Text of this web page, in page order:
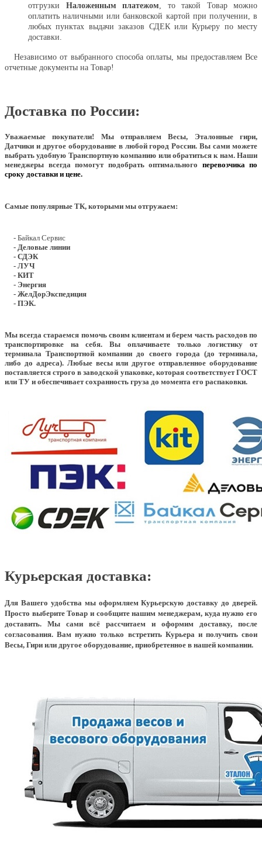
отгрузки Наложенным платежом , то такой Товар можно
оплатить наличными или банковской картой при получении, в
любых пунктах выдачи заказов СДЕК или Курьеру по месту
доставки.
Независимо от выбранного способа оплаты, мы предоставляем Все
отчетные документы на Товар!
Доставка по России:
Уважаемые покупатели! Мы отправляем Весы, Эталонные гири,
Датчики и другое оборудование в любой город России. Вы сами можете
выбрать удобную Транспортную компанию или обратиться к нам. Наши
менеджеры всегда помогут подобрать оптимального перевозчика по
сроку доставки и цене.
Самые популярные ТК, которыми мы отгружаем:
- Байкал Сервис
- Деловые линии
- СДЭК
- ЛУЧ
- КИТ
- Энергия
- ЖелДорЭкспедиция
- ПЭК.
Мы всегда стараемся помочь своим клиентам и берем часть расходов по
транспортировке на себя. Вы оплачиваете только логистику от
терминала Транспортной компании до своего города (до терминала,
либо до адреса). Любые весы или другое отправленное оборудование
поставляется строго в заводской упаковке, которая соответствует ГОСТ
или ТУ и обеспечивает сохранность груза до момента его распаковки.
Курьерская доставка:
Для Вашего удобства мы оформляем Курьерскую доставку до дверей.
Просто выберите Товар и сообщите нашим менеджерам, куда нужно его
доставить. Мы сами всё рассчитаем и оформим доставку, после
согласования. Вам нужно только встретить Курьера и получить свои
Весы, Гири или другое оборудование, приобретенное в нашей компании.